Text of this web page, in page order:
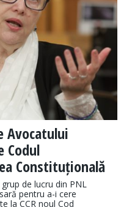
Avocatului
Codul
Constituțională
de lucru din PNL
pentru a-i cere
la CCR noul Cod